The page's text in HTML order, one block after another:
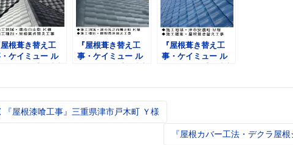
屋根葺き替え工
ケイミュー ル
『屋根葺き替え工
事・ケイミュー ル
『屋根葺き替え工
事・ケイミュー ル
『屋根漆喰工事』三重県津市戸木町 Ｙ様
『屋根カバー工法・デクラ屋